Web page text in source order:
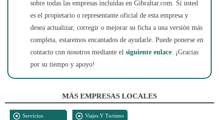
sobre todas las empresas incluidas en Gibraltar.com. Si usted
es el propietario o representante oficial de esta empresa y
desea actualizar, corregir o mejorar su ficha a una versión más
completa, estaremos encantados de ayudarle. Puede ponerse en
contacto con nosotros mediante el siguiente enlace. ¡Gracias
por su tiempo y apoyo!
MÁS EMPRESAS LOCALES
Servicios
Viajes Y Turismo